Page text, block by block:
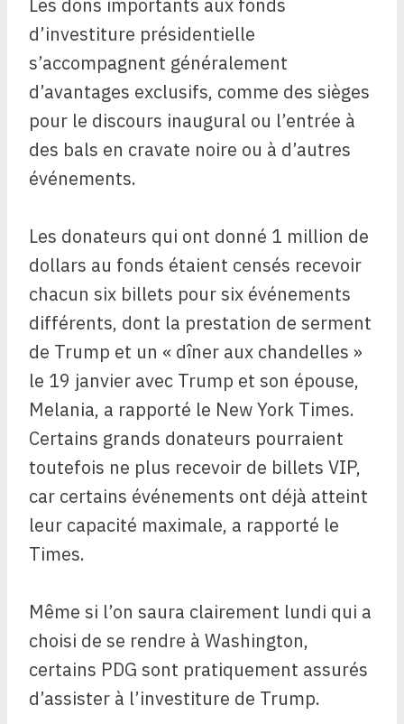
Les dons importants aux fonds
d’investiture présidentielle
s’accompagnent généralement
d’avantages exclusifs, comme des sièges
pour le discours inaugural ou l’entrée à
des bals en cravate noire ou à d’autres
événements.
Les donateurs qui ont donné 1 million de
dollars au fonds étaient censés recevoir
chacun six billets pour six événements
différents, dont la prestation de serment
de Trump et un « dîner aux chandelles »
le 19 janvier avec Trump et son épouse,
Melania, a rapporté le New York Times.
Certains grands donateurs pourraient
toutefois ne plus recevoir de billets VIP,
car certains événements ont déjà atteint
leur capacité maximale, a rapporté le
Times.
Même si l’on saura clairement lundi qui a
choisi de se rendre à Washington,
certains PDG sont pratiquement assurés
d’assister à l’investiture de Trump.